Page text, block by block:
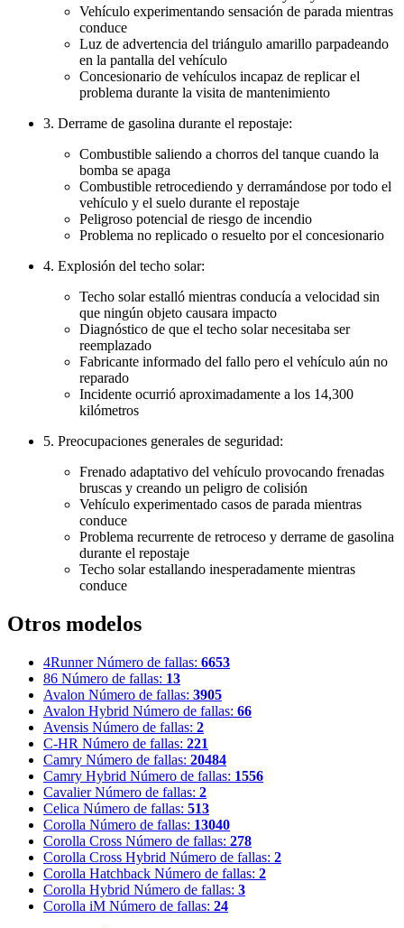
Vehículo experimentando sensación de parada mientras
conduce
Luz de advertencia del triángulo amarillo parpadeando
en la pantalla del vehículo
Concesionario de vehículos incapaz de replicar el
problema durante la visita de mantenimiento
3. Derrame de gasolina durante el repostaje:
Combustible saliendo a chorros del tanque cuando la
bomba se apaga
Combustible retrocediendo y derramándose por todo el
vehículo y el suelo durante el repostaje
Peligroso potencial de riesgo de incendio
Problema no replicado o resuelto por el concesionario
4. Explosión del techo solar:
Techo solar estalló mientras conducía a velocidad sin
que ningún objeto causara impacto
Diagnóstico de que el techo solar necesitaba ser
reemplazado
Fabricante informado del fallo pero el vehículo aún no
reparado
Incidente ocurrió aproximadamente a los 14,300
kilómetros
5. Preocupaciones generales de seguridad:
Frenado adaptativo del vehículo provocando frenadas
bruscas y creando un peligro de colisión
Vehículo experimentado casos de parada mientras
conduce
Problema recurrente de retroceso y derrame de gasolina
durante el repostaje
Techo solar estallando inesperadamente mientras
conduce
Otros modelos
4Runner Número de fallas: 6653
86 Número de fallas: 13
Avalon Número de fallas: 3905
Avalon Hybrid Número de fallas: 66
Avensis Número de fallas: 2
C-HR Número de fallas: 221
Camry Número de fallas: 20484
Camry Hybrid Número de fallas: 1556
Cavalier Número de fallas: 2
Celica Número de fallas: 513
Corolla Número de fallas: 13040
Corolla Cross Número de fallas: 278
Corolla Cross Hybrid Número de fallas: 2
Corolla Hatchback Número de fallas: 2
Corolla Hybrid Número de fallas: 3
Corolla iM Número de fallas: 24